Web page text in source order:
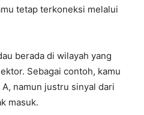
tetap terkoneksi melalui
berada di wilayah yang
Sebagai contoh, kamu
namun justru sinyal dari
masuk.